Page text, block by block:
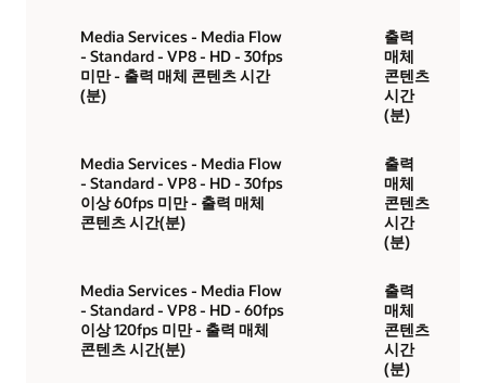
Media Services - Media Flow
- Standard - VP8 - HD - 30fps
미만 - 출력 매체 콘텐츠 시간
(분)
출력
매체
콘텐츠
시간
(분)
Media Services - Media Flow
- Standard - VP8 - HD - 30fps
이상 60fps 미만 - 출력 매체
콘텐츠 시간(분)
출력
매체
콘텐츠
시간
(분)
Media Services - Media Flow
- Standard - VP8 - HD - 60fps
이상 120fps 미만 - 출력 매체
콘텐츠 시간(분)
출력
매체
콘텐츠
시간
(분)